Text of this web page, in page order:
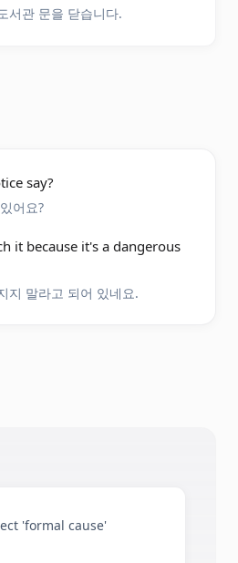
서관 문을 닫습니다.
say?
어요?
it because it's a dangerous
지 말라고 되어 있네요.
'formal cause'